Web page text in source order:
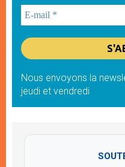
Nous envoyons la
jeudi et vendredi